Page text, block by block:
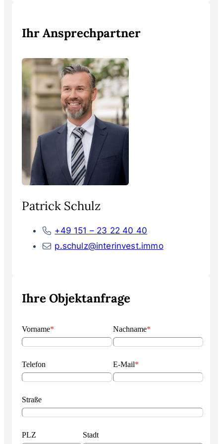
Ihr Ansprechpartner
Patrick Schulz
+49 151 – 23 22 40 40
p.schulz@interinvest.immo
Ihre Objektanfrage
Vorname* Nachname*
Telefon E-Mail*
Straße
PLZ Stadt